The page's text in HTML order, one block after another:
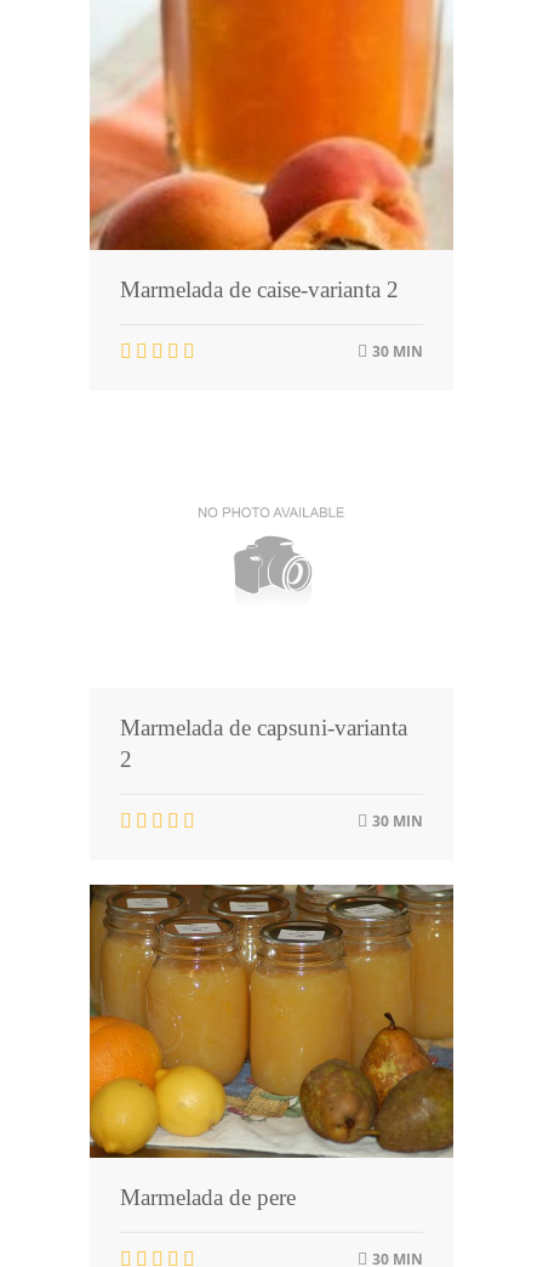
Marmelada de caise-varianta 2
30 MIN
Marmelada de capsuni-varianta
2
30 MIN
Marmelada de pere
30 MIN